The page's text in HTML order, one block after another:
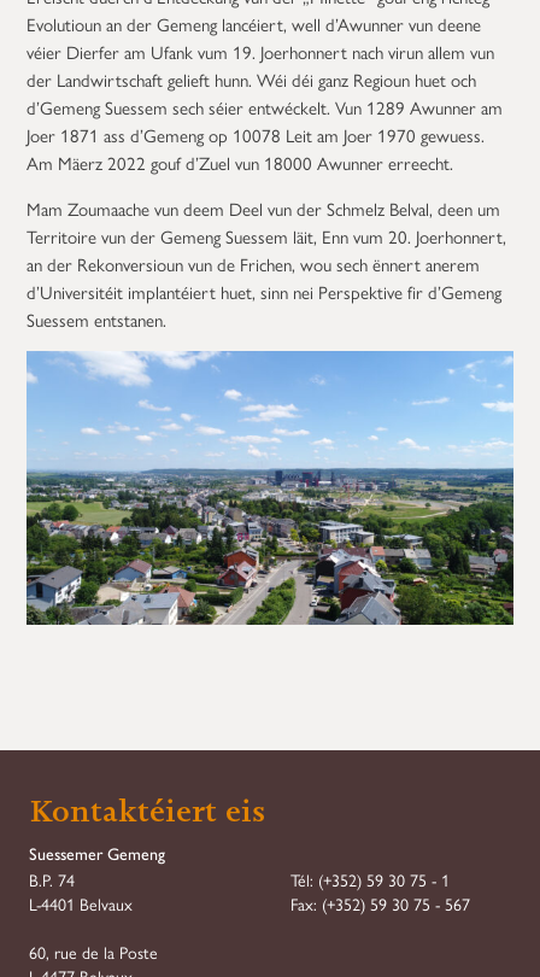
Evolutioun an der Gemeng lancéiert, well d’Awunner vun deene
véier Dierfer am Ufank vum 19. Joerhonnert nach virun allem vun
der Landwirtschaft gelieft hunn. Wéi déi ganz Regioun huet och
d’Gemeng Suessem sech séier entwéckelt. Vun 1289 Awunner am
Joer 1871 ass d’Gemeng op 10078 Leit am Joer 1970 gewuess.
Am Mäerz 2022 gouf d’Zuel vun 18000 Awunner erreecht.
Mam Zoumaache vun deem Deel vun der Schmelz Belval, deen um
Territoire vun der Gemeng Suessem läit, Enn vum 20. Joerhonnert,
an der Rekonversioun vun de Frichen, wou sech ënnert anerem
d’Universitéit implantéiert huet, sinn nei Perspektive fir d’Gemeng
Suessem entstanen.
Kontaktéiert eis
Suessemer Gemeng
B.P. 74
L-4401 Belvaux
60, rue de la Poste
Tél: (+352) 59 30 75 - 1
Fax: (+352) 59 30 75 - 567